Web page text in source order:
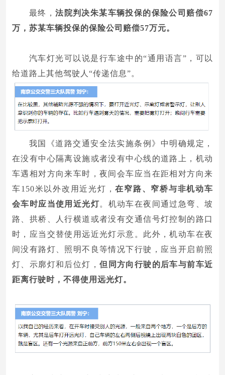
最终，法院判决朱某车辆投保的保险公司赔偿67
万，苏某车辆投保的保险公司赔偿57万元。
汽车灯光可以说是行车途中的“通用语言”，可以
给道路上其他驾驶人“传递信息”。
我国《道路交通安全法实施条例》中明确规定，
在没有中心隔离设施或者没有中心线的道路上，机动
车遇相对方向来车时，夜间会车应当在距相对方向来
车150米以外改用近光灯，在窄路、窄桥与非机动车
会车时应当使用近光灯。机动车在夜间通过急弯、坡
路、拱桥、人行横道或者没有交通信号灯控制的路口
时，应当交替使用远近光灯示意。此外，机动车在夜
间没有路灯、照明不良等情况下行驶，应当开启前照
灯、示廓灯和后位灯，但同方向行驶的后车与前车近
距离行驶时，不得使用远光灯。